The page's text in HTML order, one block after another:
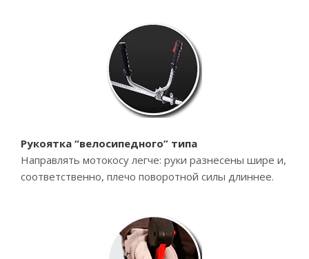
Рукоятка “велосипедного” типа
Направлять мотокосу легче: руки разнесены шире и,
соответственно, плечо поворотной силы длиннее.